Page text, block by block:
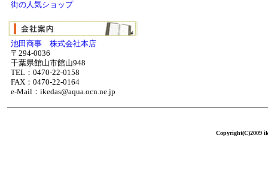
街の人気ショップ
池田商事 株式会社本店
〒294-0036
千葉県館山市館山948
TEL：0470-22-0158
FAX：0470-22-0164
e‐Mail：ikedas@aqua.ocn.ne.jp
Copyright(C)2009